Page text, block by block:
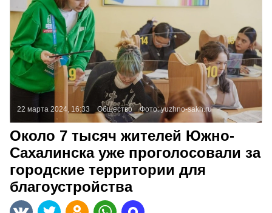
22 марта 2024, 16:33 Общество Фото:yuzhno-sakh.ru
Около 7 тысяч жителей Южно-
Сахалинска уже проголосовали за
городские территории для
благоустройства